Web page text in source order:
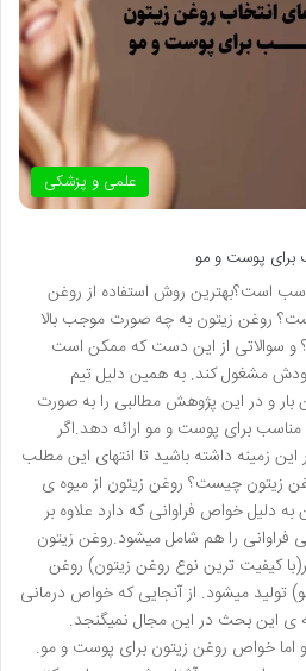
علمی و پزشکی
برای پوست و مو
است؟بهترین روش استفاده از روغن
روغن زیتون به چه صورت موجب بالا
سوالاتی از این دست که ممکن است
مشغول کند. به همین دلیل تیم
بار و در این پژوهش مطالبی را به صورت
برای پوست و مو ارائه دهد.اگر
زمینه داشته باشید تا انتهای این مطلب
زیتون چیست؟ روغن زیتون از میوه ی
دلیل خواص فراوانی که دارد علاوه بر
فراوانی را هم شامل میشود.روغن زیتون
کیفیت ترین نوع روغن زیتون) روغن
تولید میشود. از آنجایی که خواص درمانی
ی این بحث در این مجال نمیگنجد.
خواص روغن زیتون برای پوست و مو.